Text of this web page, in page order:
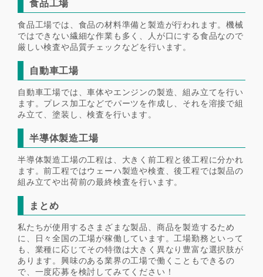
食品工場
食品工場では、食品の材料準備と製造が行われます。機械
ではできない繊細な作業も多く、人が口にする食品なので
厳しい検査や品質チェックなどを行います。
自動車工場
自動車工場では、車体やエンジンの製造、組み立てを行い
ます。プレス加工などでパーツを作成し、それを溶接で組
み立て、塗装し、検査を行います。
半導体製造工場
半導体製造工場の工程は、大きく前工程と後工程に分かれ
ます。前工程ではウェーハ製造や検査、後工程では製品の
組み立てや出荷前の最終検査を行います。
まとめ
私たちが使用するさまざまな製品、商品を製造するため
に、日々全国の工場が稼働しています。工場勤務といって
も、業種に応じてその特徴は大きく異なり豊富な選択肢が
あります。興味のある業界の工場で働くこともできるの
で、一度応募を検討してみてください！